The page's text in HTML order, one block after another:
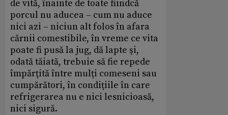
de vită, înainte de toate fiindcă
porcul nu aducea – cum nu aduce
nici azi – niciun alt folos în afara
cărnii comestibile, în vreme ce vita
poate fi pusă la jug, dă lapte şi,
odată tăiată, trebuie să fie repede
împărţită între mulţi comeseni sau
cumpărători, în condiţiile în care
refrigerarea nu e nici lesnicioasă,
nici sigură.